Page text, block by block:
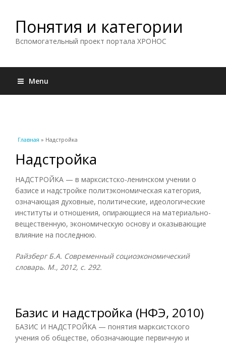
Понятия и категории
Вспомогательный проект портала ХРОНОС
Menu
Вы здесь
Главная » Надстройка
Надстройка
НАДСТРОЙКА — в марксистско-ленинском учении о
базисе и надстройке политэкономическая категория,
означающая духовные, политические, идеологические
институты и отношения, опирающиеся на материально-
вещественную, экономическую основу и оказывающие
влияние на последнюю.
Райзберг Б.А. Современный социоэкономический
словарь. М., 2012, с. 292.
Базис и надстройка (НФЭ, 2010)
БАЗИС И НАДСТРОЙКА — понятия марксистского
учения об обществе, обозначающие первичную и